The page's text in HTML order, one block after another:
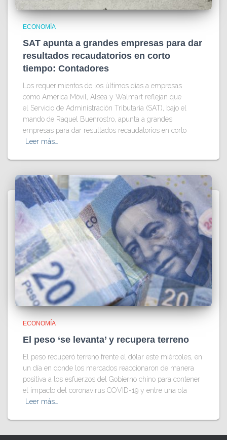
ECONOMÍA
SAT apunta a grandes empresas para dar
resultados recaudatorios en corto
tiempo: Contadores
Los requerimientos de los últimos días a empresas
como América Móvil, Alsea y Walmart reflejan que
el Servicio de Administración Tributaria (SAT), bajo el
mando de Raquel Buenrostro, apunta a grandes
empresas para dar resultados recaudatorios en corto
Leer más…
ECONOMÍA
El peso ‘se levanta’ y recupera terreno
El peso recuperó terreno frente el dólar este miércoles, en
un día en donde los mercados reaccionaron de manera
positiva a los esfuerzos del Gobierno chino para contener
el impacto del coronavirus COVID-19 y entre una ola
Leer más…